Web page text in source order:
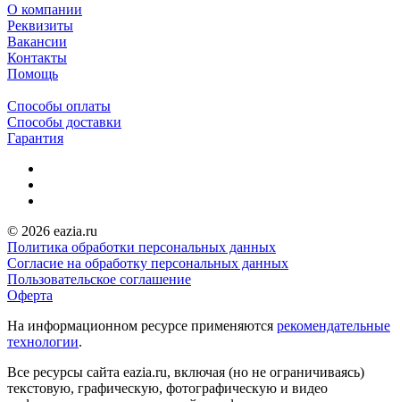
О компании
Реквизиты
Вакансии
Контакты
Помощь
Способы оплаты
Способы доставки
Гарантия
© 2026 eazia.ru
Политика обработки персональных данных
Согласие на обработку персональных данных
Пользовательское соглашение
Оферта
На информационном ресурсе применяются рекомендательные
технологии.
Все ресурсы сайта eazia.ru, включая (но не ограничиваясь)
текстовую, графическую, фотографическую и видео